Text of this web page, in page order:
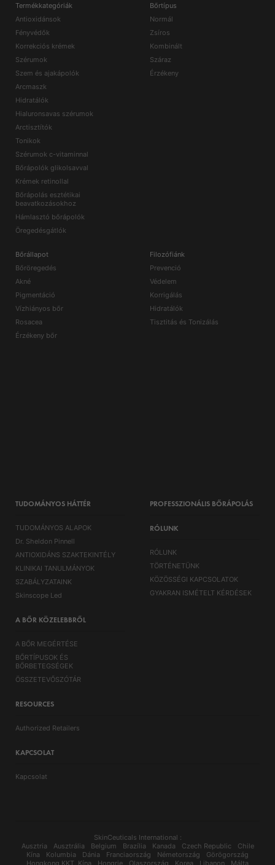
Termékkategóriák
Antioxidánsok
Fényvédők
Korrekciós krémek
Szérumok
Szem és ajakápolók
Arcmaszk
Hidratálók
Hialuronsavas szérumok
Arctisztítók
Tonikok
Szérumok c-vitaminnal
Bőrápolók glikolsavval
Krémek retinollal
Bőrápolás esztétikai
beavatkozásokhoz
Hámlasztó bőrápolók
Öregedésgátlók
Bőrtípus
Normál
Zsíros
Kombinált
Száraz
Érzékeny
Bőrállapot
Bőröregedés
Akné
Pigmentáció
Vízhiányos bőr
Rosacea
Érzékeny bőr
Filozófiánk
Prevenció
Védelem
Korrigálás
Hidratálók
Tisztitás és Tonizálás
TUDOMÁNYOS HÁTTÉR
TUDOMÁNYOS ALAPOK
Dr. Sheldon Pinnell
ANTIOXIDÁNS SZAKTEKINTÉLY
KLINIKAI TANULMÁNYOK
SZABÁLYZATAINK
Skinscope Led
A BŐR KÖZELEBBRŐL
A BŐR MEGÉRTÉSE
BŐRTÍPUSOK ÉS
BŐRBETEGSÉGEK
ÖSSZETEVŐSZÓTÁR
PROFESSZIONÁLIS BŐRÁPOLÁS
RÓLUNK
RÓLUNK
TÖRTÉNETÜNK
KÖZÖSSÉGI KAPCSOLATOK
GYAKRAN ISMÉTELT KÉRDÉSEK
RESOURCES
Authorized Retailers
KAPCSOLAT
Kapcsolat
SkinCeuticals International :
Ausztria
Ausztrália Belgium Brazília Kanada Czech Republic
Chile
Kína
Kolumbia Dánia Franciaország Németország
Görögország
Hongkong KKT, Kína
Hongrie Olaszország Korea Libanon Málta